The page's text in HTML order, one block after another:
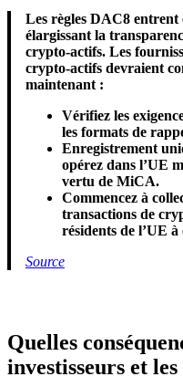
Les règles DAC8
élargissant la
crypto-actifs. Les
crypto-actifs devraient
maintenant :
Vérifiez les
les formats de
Enregistrement
opérez dans l’UE
vertu de MiCA.
Commencez à
transactions de
résidents de l’UE
Source
Quelles
investisseurs et